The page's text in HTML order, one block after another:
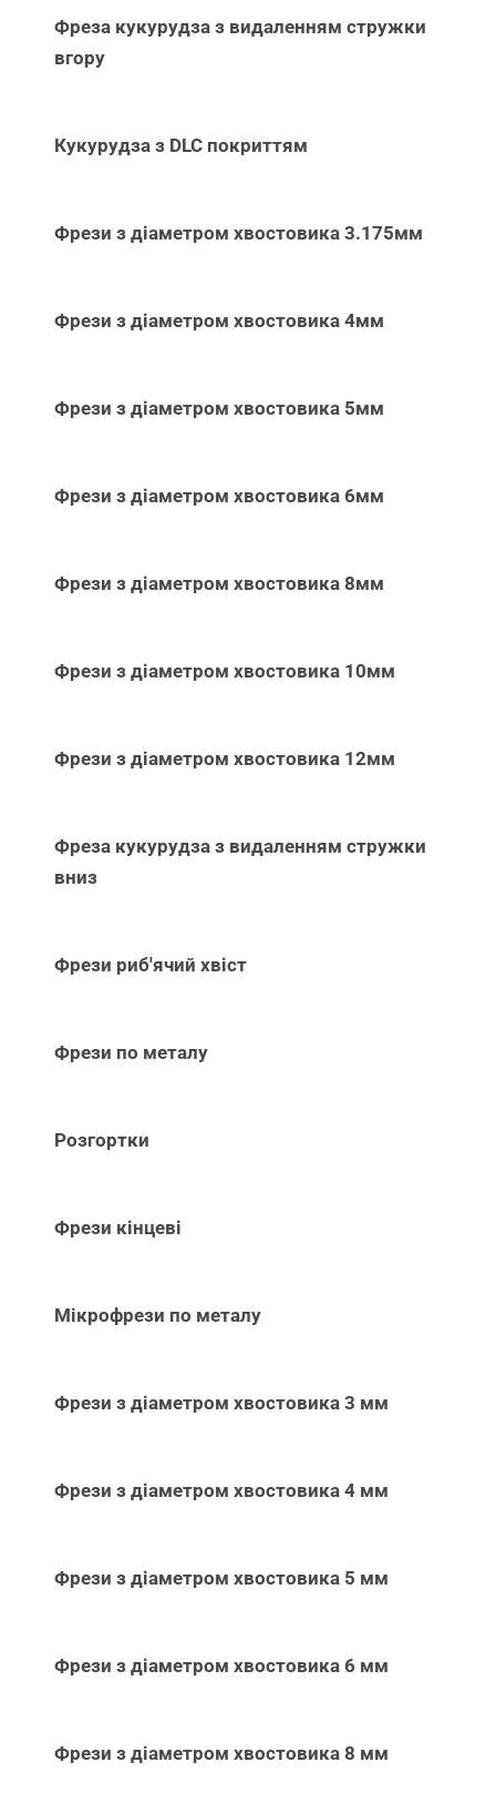
Фреза кукурудза з видаленням стружки
вгору
Кукурудза з DLC покриттям
Фрези з діаметром хвостовика 3.175мм
Фрези з діаметром хвостовика 4мм
Фрези з діаметром хвостовика 5мм
Фрези з діаметром хвостовика 6мм
Фрези з діаметром хвостовика 8мм
Фрези з діаметром хвостовика 10мм
Фрези з діаметром хвостовика 12мм
Фреза кукурудза з видаленням стружки
вниз
Фрези риб'ячий хвіст
Фрези по металу
Розгортки
Фрези кінцеві
Мікрофрези по металу
Фрези з діаметром хвостовика 3 мм
Фрези з діаметром хвостовика 4 мм
Фрези з діаметром хвостовика 5 мм
Фрези з діаметром хвостовика 6 мм
Фрези з діаметром хвостовика 8 мм